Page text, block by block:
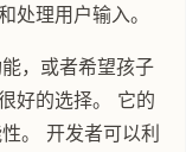
处理用户输入。
，或者希望孩子
好的选择。 它的
。 开发者可以利